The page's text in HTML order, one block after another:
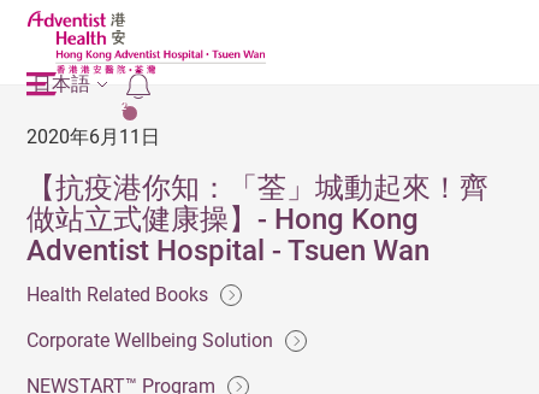
2
日本語
2020年6月11日
【抗疫港你知：「荃」城動起來！齊
做站立式健康操】- Hong Kong
Adventist Hospital - Tsuen Wan
Health Related Books
Corporate Wellbeing Solution
NEWSTART™ Program